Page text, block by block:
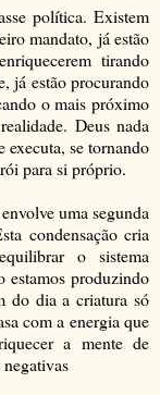
política. Existem
mandato, já estão
tirando
já estão procurando
o mais próximo
Deus nada
executa, se tornando
para si próprio.
uma segunda
condensação cria
o sistema
estamos produzindo
do dia a criatura só
com a energia que
a mente de